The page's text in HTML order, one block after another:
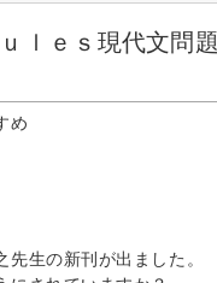
ｕｌｅｓ現代
め
生の新刊が出ました。